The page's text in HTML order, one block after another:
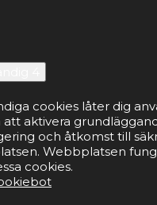
cookies låter dig
aktivera
och åtkomst till
Webbplatsen
cookies.